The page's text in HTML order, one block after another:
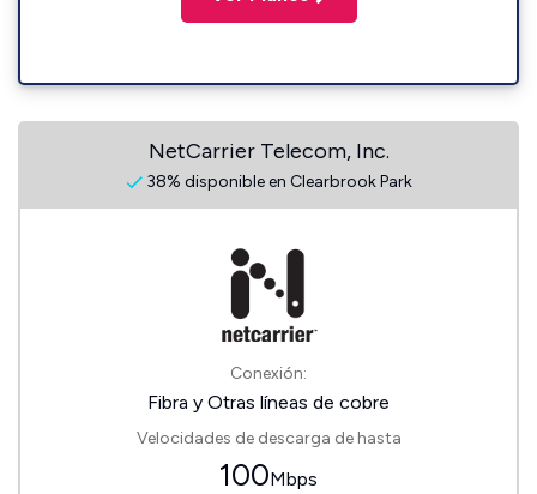
NetCarrier Telecom, Inc.
38% disponible en Clearbrook Park
Conexión:
Fibra y Otras líneas de cobre
Velocidades de descarga de hasta
100Mbps